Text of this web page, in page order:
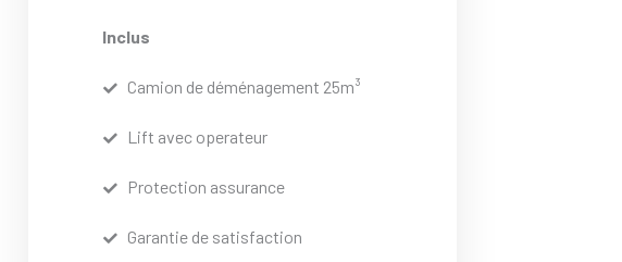
Inclus
Camion de déménagement 25m³
Lift avec operateur
Protection assurance
Garantie de satisfaction